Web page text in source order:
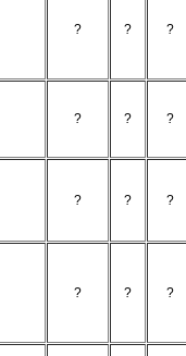
? ? ?
? ? ?
? ? ?
? ? ?